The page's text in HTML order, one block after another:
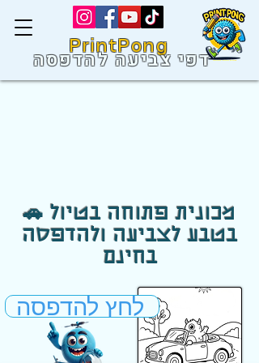
PrintPong
דפי צביעה להדפסה
🚗 מכונית פתוחה בטיול
בטבע לצביעה ולהדפסה
בחינם
לחץ להדפסה